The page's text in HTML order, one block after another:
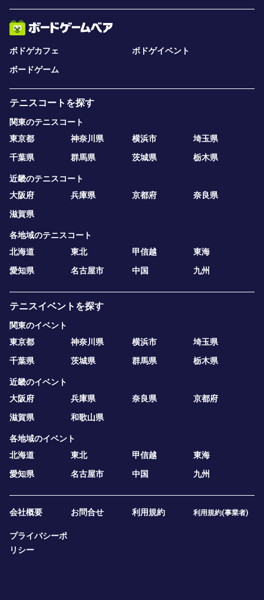
ボドゲカフェ
ボドゲイベント
ボードゲーム
テニスコートを探す
関東のテニスコート
東京都
神奈川県 横浜市
埼玉県
千葉県
群馬県 茨城県 栃木県
近畿のテニスコート
大阪府
兵庫県 京都府
奈良県
滋賀県
各地域のテニスコート
北海道
東北 甲信越
東海
愛知県
名古屋市 中国 九州
テニスイベントを探す
関東のイベント
東京都
神奈川県 横浜市
埼玉県
千葉県
茨城県 群馬県 栃木県
近畿のイベント
大阪府
兵庫県 奈良県
京都府
滋賀県
和歌山県
各地域のイベント
北海道
東北 甲信越
東海
愛知県
名古屋市 中国 九州
会社概要 お問合せ 利用規約 利用規約(事業者)
プライバシーポ
リシー